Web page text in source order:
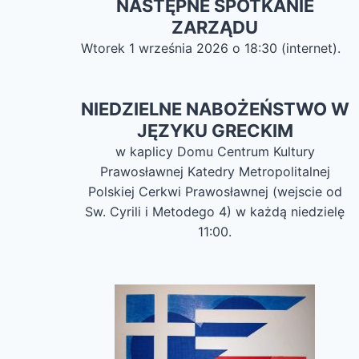
NASTĘPNE SPOTKANIE
ZARZĄDU
Wtorek 1 września 2026 o 18:30 (internet).
NIEDZIELNE NABOŻEŃSTWO W
JĘZYKU GRECKIM
w kaplicy Domu Centrum Kultury
Prawosławnej Katedry Metropolitalnej
Polskiej Cerkwi Prawosławnej (wejscie od
Sw. Cyrili i Metodego 4) w każdą niedzielę
11:00.